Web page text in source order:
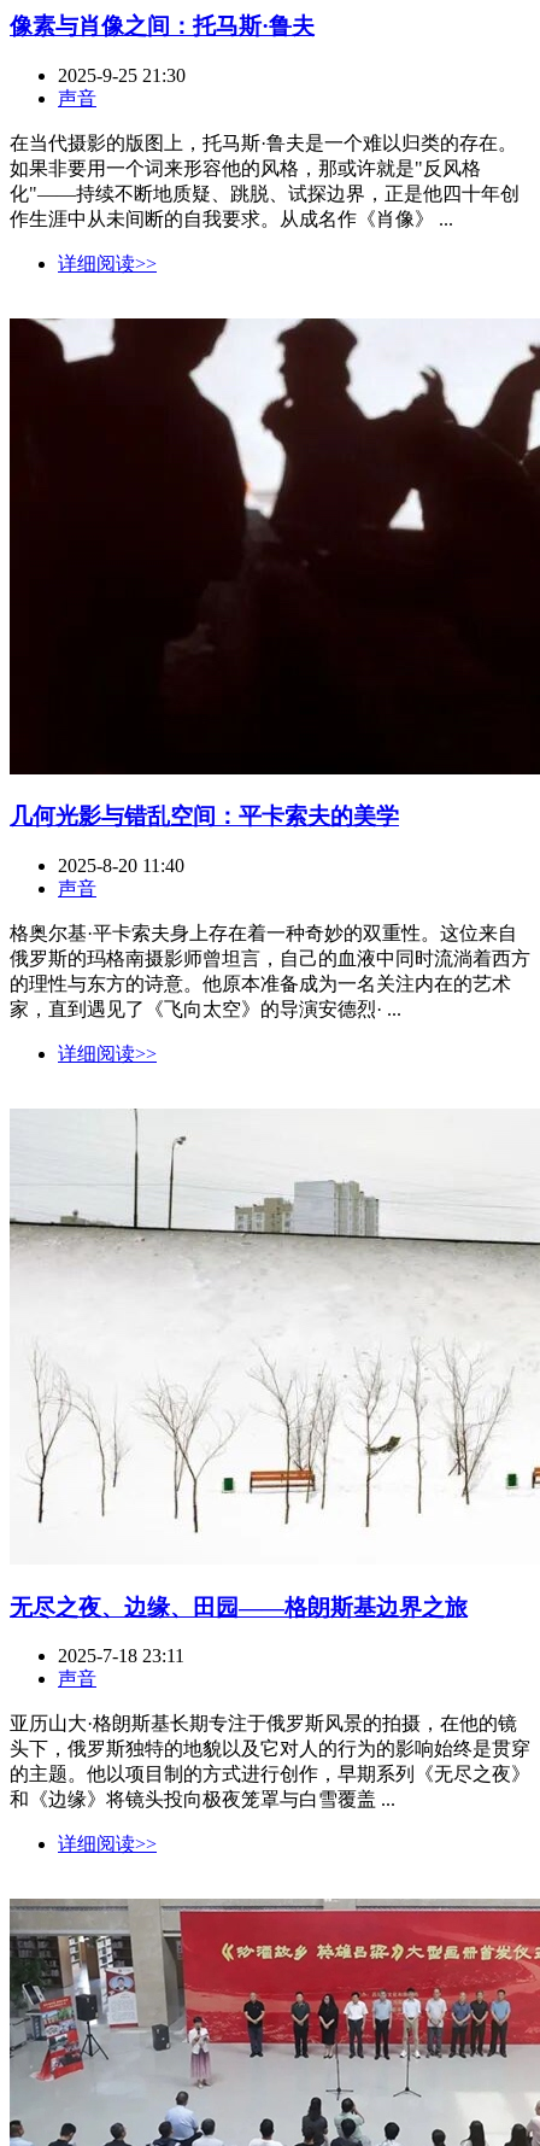
像素与肖像之间：托马斯·鲁夫
2025-9-25 21:30
声音
在当代摄影的版图上，托马斯·鲁夫是一个难以归类的存在。
如果非要用一个词来形容他的风格，那或许就是"反风格
化"——持续不断地质疑、跳脱、试探边界，正是他四十年创
作生涯中从未间断的自我要求。从成名作《肖像》 ...
详细阅读>>
几何光影与错乱空间：平卡索夫的美学
2025-8-20 11:40
声音
格奥尔基·平卡索夫身上存在着一种奇妙的双重性。这位来自
俄罗斯的玛格南摄影师曾坦言，自己的血液中同时流淌着西方
的理性与东方的诗意。他原本准备成为一名关注内在的艺术
家，直到遇见了《飞向太空》的导演安德烈· ...
详细阅读>>
无尽之夜、边缘、田园——格朗斯基边界之旅
2025-7-18 23:11
声音
亚历山大·格朗斯基长期专注于俄罗斯风景的拍摄，在他的镜
头下，俄罗斯独特的地貌以及它对人的行为的影响始终是贯穿
的主题。他以项目制的方式进行创作，早期系列《无尽之夜》
和《边缘》将镜头投向极夜笼罩与白雪覆盖 ...
详细阅读>>